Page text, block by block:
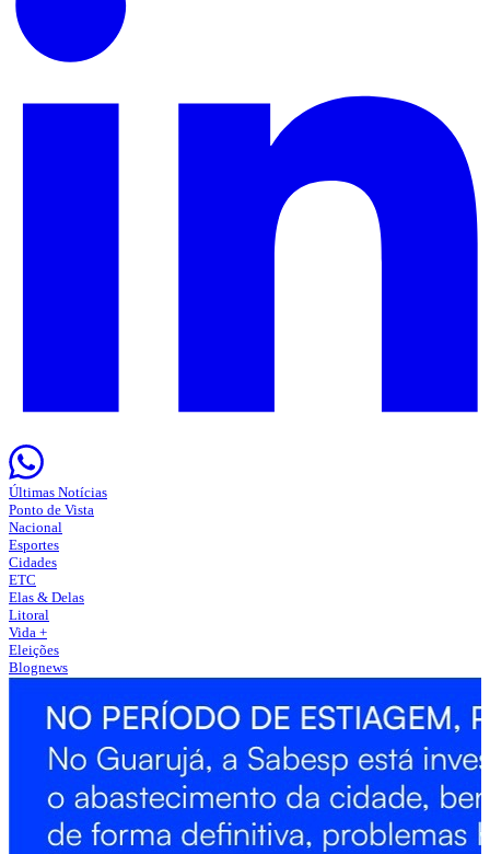
Últimas Notícias
Ponto de Vista
Nacional
Esportes
Cidades
ETC
Elas & Delas
Litoral
Vida +
Eleições
Blognews